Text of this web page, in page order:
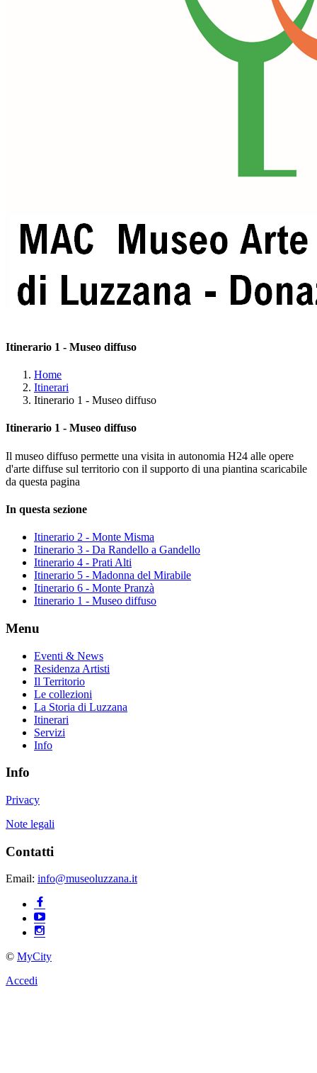
Itinerario 1 - Museo diffuso
Home
Itinerari
Itinerario 1 - Museo diffuso
Itinerario 1 - Museo diffuso
Il museo diffuso permette una visita in autonomia H24 alle opere
d'arte diffuse sul territorio con il supporto di una piantina scaricabile
da questa pagina
In questa sezione
Itinerario 2 - Monte Misma
Itinerario 3 - Da Randello a Gandello
Itinerario 4 - Prati Alti
Itinerario 5 - Madonna del Mirabile
Itinerario 6 - Monte Pranzà
Itinerario 1 - Museo diffuso
Menu
Eventi & News
Residenza Artisti
Il Territorio
Le collezioni
La Storia di Luzzana
Itinerari
Servizi
Info
Info
Privacy
Note legali
Contatti
Email: info@museoluzzana.it
© MyCity
Accedi